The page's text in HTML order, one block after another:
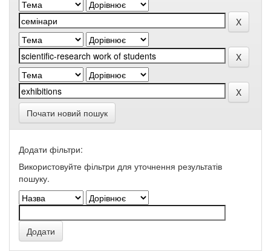
Почати новий пошук
Додати фільтри:
Використовуйте фільтри для уточнення результатів
пошуку.